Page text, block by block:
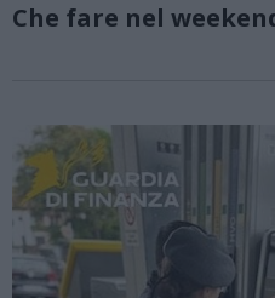
Che fare nel